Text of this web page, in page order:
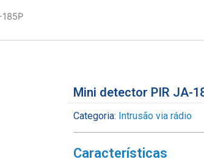
Mini detector PIR JA-
Categoria: Intrusão via rádio
Características